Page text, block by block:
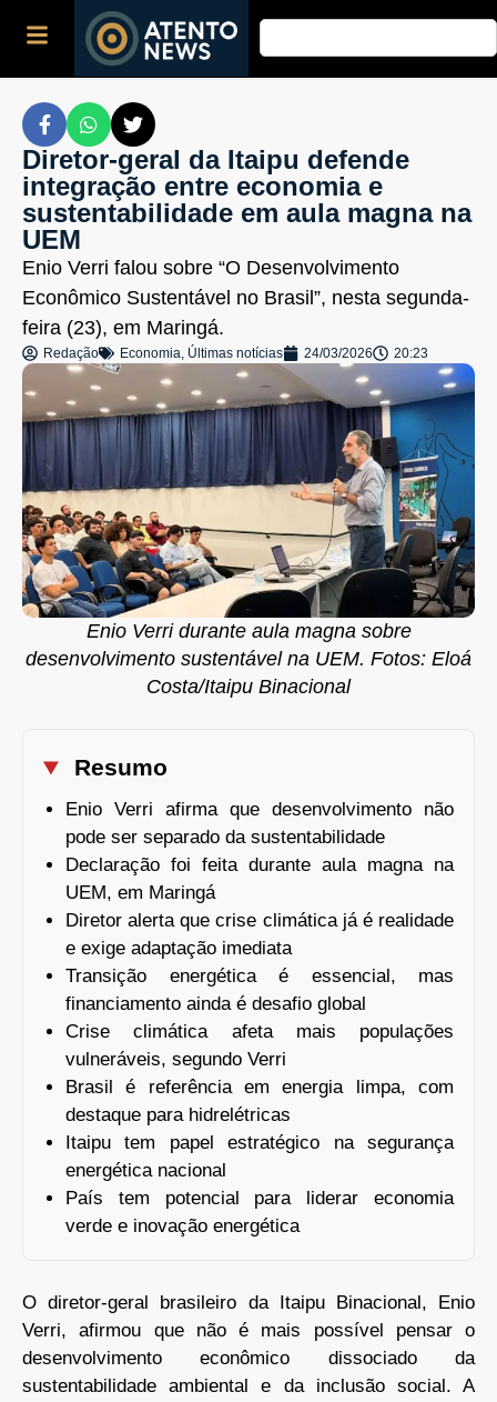
Diretor-geral da Itaipu defende
integração entre economia e
sustentabilidade em aula magna na
UEM
Enio Verri falou sobre “O Desenvolvimento
Econômico Sustentável no Brasil”, nesta segunda-
feira (23), em Maringá.
Redação Economia, Últimas notícias 24/03/2026 20:23
Enio Verri durante aula magna sobre
desenvolvimento sustentável na UEM. Fotos: Eloá
Costa/Itaipu Binacional
Resumo
Enio Verri afirma que desenvolvimento não
pode ser separado da sustentabilidade
Declaração foi feita durante aula magna na
UEM, em Maringá
Diretor alerta que crise climática já é realidade
e exige adaptação imediata
Transição energética é essencial, mas
financiamento ainda é desafio global
Crise climática afeta mais populações
vulneráveis, segundo Verri
Brasil é referência em energia limpa, com
destaque para hidrelétricas
Itaipu tem papel estratégico na segurança
energética nacional
País tem potencial para liderar economia
verde e inovação energética
O diretor-geral brasileiro da Itaipu Binacional, Enio
Verri, afirmou que não é mais possível pensar o
desenvolvimento econômico dissociado da
sustentabilidade ambiental e da inclusão social. A